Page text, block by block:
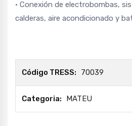
· Conexión de electrobombas,
calderas, aire acondicionado y
Código TRESS: 70039
Categoria: MATEU